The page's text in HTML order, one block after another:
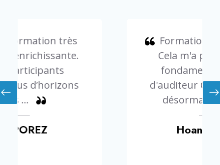
Formation très intéressante.
Cela m'a permis d'avoir les
fondamentaux du métier
d'auditeur Qualiopi. Il me faut